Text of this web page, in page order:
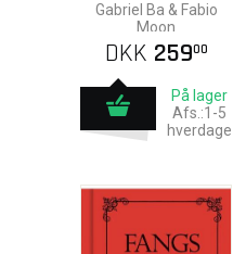
Gabriel Ba & Fabio
Moon
DKK 25900
På lager
Afs.:1-5
hverdage